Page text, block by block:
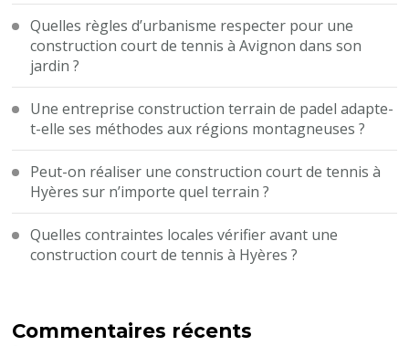
Quelles règles d’urbanisme respecter pour une
construction court de tennis à Avignon dans son
jardin ?
Une entreprise construction terrain de padel adapte-
t-elle ses méthodes aux régions montagneuses ?
Peut-on réaliser une construction court de tennis à
Hyères sur n’importe quel terrain ?
Quelles contraintes locales vérifier avant une
construction court de tennis à Hyères ?
Commentaires récents